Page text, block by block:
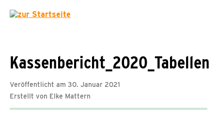
Kassenbericht_2020_Tabellen
Veröffentlicht am 30. Januar 2021
Erstellt von Elke Mattern